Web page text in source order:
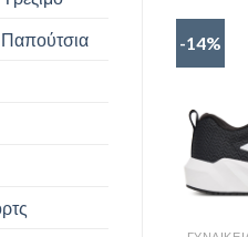
Παπούτσια
-14%